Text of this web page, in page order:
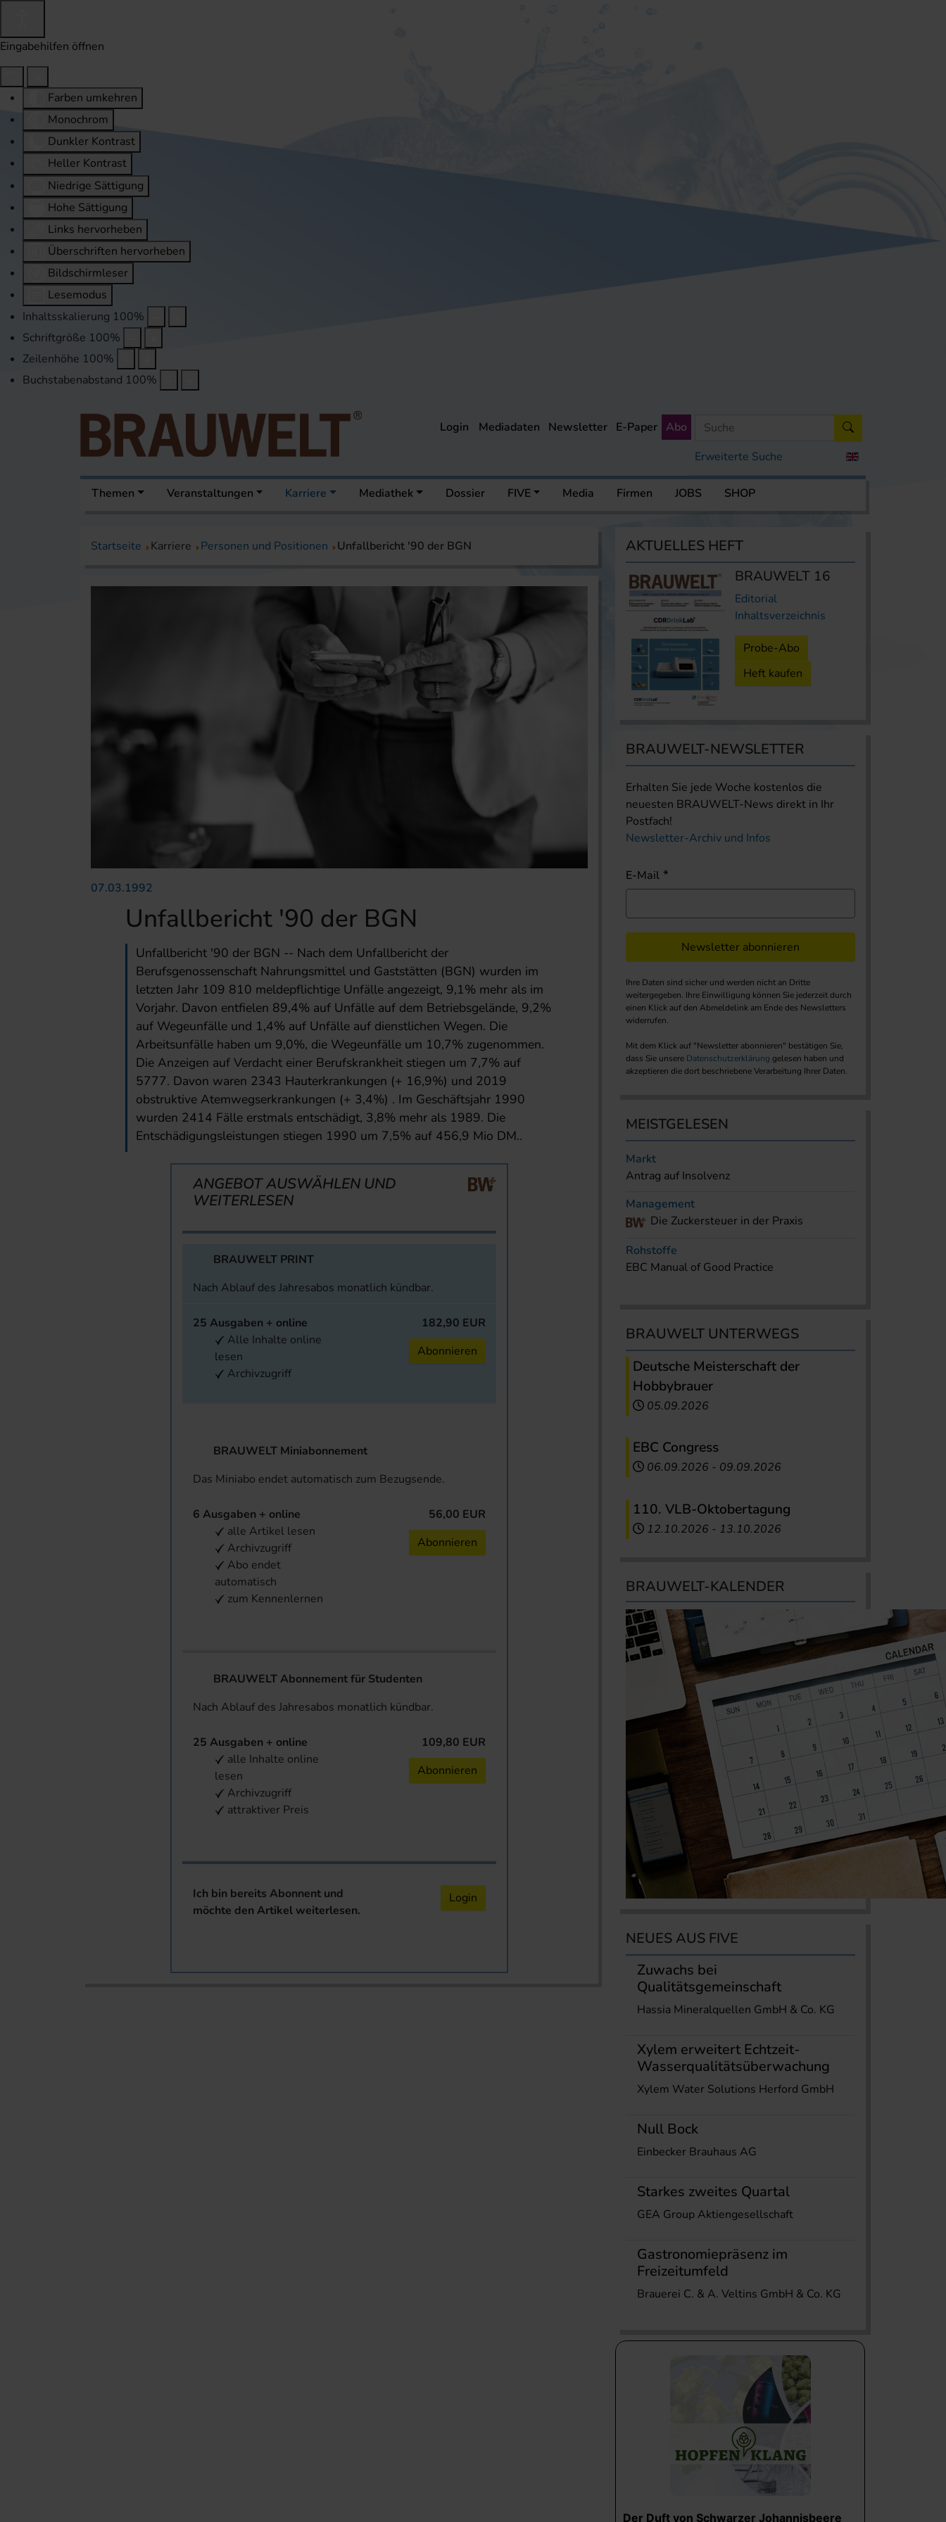
Eingabehilfen öffnen
Farben umkehren
Monochrom
Dunkler Kontrast
Heller Kontrast
Niedrige Sättigung
Hohe Sättigung
Links hervorheben
Überschriften hervorheben
Bildschirmleser
Lesemodus
Inhaltsskalierung 100%
Schriftgröße 100%
Zeilenhöhe 100%
Buchstabenabstand 100%
Erweiterte Suche
Login Mediadaten Newsletter E-Paper Abo
Themen Veranstaltungen Karriere Mediathek Dossier FIVE Media Firmen JOBS SHOP
Startseite Karriere Personen und Positionen Unfallbericht '90 der BGN
07.03.1992
Unfallbericht '90 der BGN
Unfallbericht '90 der BGN -- Nach dem Unfallbericht der
Berufsgenossenschaft Nahrungsmittel und Gaststätten (BGN) wurden im
letzten Jahr 109 810 meldepflichtige Unfälle angezeigt, 9,1% mehr als im
Vorjahr. Davon entfielen 89,4% auf Unfälle auf dem Betriebsgelände, 9,2%
auf Wegeunfälle und 1,4% auf Unfälle auf dienstlichen Wegen. Die
Arbeitsunfälle haben um 9,0%, die Wegeunfälle um 10,7% zugenommen.
Die Anzeigen auf Verdacht einer Berufskrankheit stiegen um 7,7% auf
5777. Davon waren 2343 Hauterkrankungen (+ 16,9%) und 2019
obstruktive Atemwegserkrankungen (+ 3,4%) . Im Geschäftsjahr 1990
wurden 2414 Fälle erstmals entschädigt, 3,8% mehr als 1989. Die
Entschädigungsleistungen stiegen 1990 um 7,5% auf 456,9 Mio DM..
ANGEBOT AUSWÄHLEN UND
WEITERLESEN
BRAUWELT PRINT
Nach Ablauf des Jahresabos monatlich kündbar.
25 Ausgaben + online
Alle Inhalte online
lesen
Archivzugriff
182,90 EUR
Abonnieren
BRAUWELT Miniabonnement
Das Miniabo endet automatisch zum Bezugsende.
6 Ausgaben + online
alle Artikel lesen
Archivzugriff
Abo endet
automatisch
zum Kennenlernen
56,00 EUR
Abonnieren
BRAUWELT Abonnement für Studenten
Nach Ablauf des Jahresabos monatlich kündbar.
25 Ausgaben + online
alle Inhalte online
lesen
Archivzugriff
attraktiver Preis
109,80 EUR
Abonnieren
Ich bin bereits Abonnent und
möchte den Artikel weiterlesen.
Login
AKTUELLES HEFT
BRAUWELT 16
Editorial
Inhaltsverzeichnis
Probe-Abo
Heft kaufen
BRAUWELT-NEWSLETTER
Erhalten Sie jede Woche kostenlos die
neuesten BRAUWELT-News direkt in Ihr
Postfach!
Newsletter-Archiv und Infos
E-Mail
Newsletter abonnieren
Ihre Daten sind sicher und werden nicht an Dritte
weitergegeben. Ihre Einwilligung können Sie jederzeit durch
einen Klick auf den Abmeldelink am Ende des Newsletters
widerrufen.
Mit dem Klick auf "Newsletter abonnieren" bestätigen Sie,
dass Sie unsere Datenschutzerklärung gelesen haben und
akzeptieren die dort beschriebene Verarbeitung Ihrer Daten.
MEISTGELESEN
Markt
Antrag auf Insolvenz
Management
Die Zuckersteuer in der Praxis
Rohstoffe
EBC Manual of Good Practice
BRAUWELT UNTERWEGS
Deutsche Meisterschaft der
Hobbybrauer
05.09.2026
EBC Congress
06.09.2026 - 09.09.2026
110. VLB-Oktobertagung
12.10.2026 - 13.10.2026
BRAUWELT-KALENDER
NEUES AUS FIVE
Zuwachs bei
Qualitätsgemeinschaft
Hassia Mineralquellen GmbH & Co. KG
Xylem erweitert Echtzeit-
Wasserqualitätsüberwachung
Xylem Water Solutions Herford GmbH
Null Bock
Einbecker Brauhaus AG
Starkes zweites Quartal
GEA Group Aktiengesellschaft
Gastronomiepräsenz im
Freizeitumfeld
Brauerei C. & A. Veltins GmbH & Co. KG